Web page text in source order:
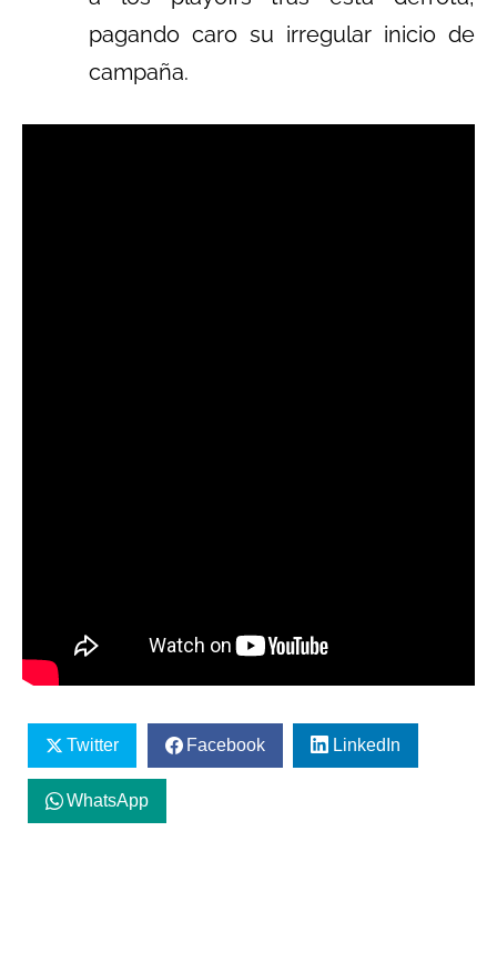
pagando caro su irregular inicio de
campaña.
Twitter Facebook LinkedIn
WhatsApp